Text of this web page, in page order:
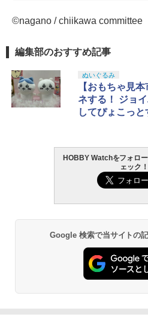
©nagano / chiikawa committee
編集部のおすすめ記事
ぬいぐるみ
【おもちゃ見
ネする！ ジョ
してぴょこっ
HOBBY Watchをフォロ
ェック！
Google 検索で当サイトの